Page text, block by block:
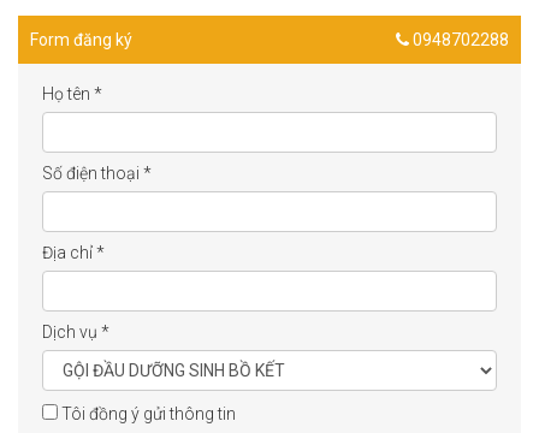
Form đăng ký 0948702288
Họ tên *
Số điện thoại *
Địa chỉ*
Dịch vụ *
Tôi đồng ý gửi thông tin